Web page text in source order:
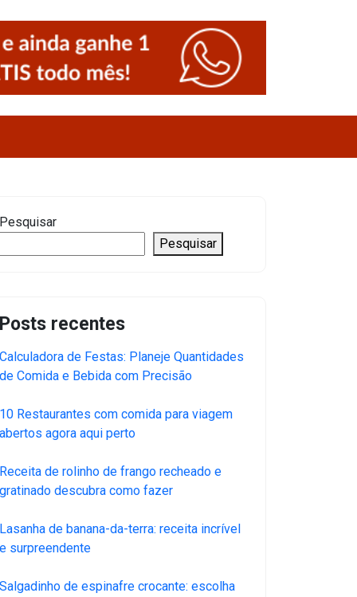
Pesquisar
Pesquisar
Posts recentes
Calculadora de Festas: Planeje Quantidades
de Comida e Bebida com Precisão
10 Restaurantes com comida para viagem
abertos agora aqui perto
Receita de rolinho de frango recheado e
gratinado descubra como fazer
Lasanha de banana-da-terra: receita incrível
e surpreendente
Salgadinho de espinafre crocante: escolha